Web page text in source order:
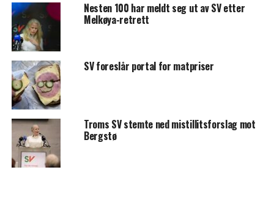
Nesten 100 har meldt seg ut av SV etter
Melkøya-retrett
SV foreslår portal for matpriser
Troms SV stemte ned mistillitsforslag mot
Bergstø